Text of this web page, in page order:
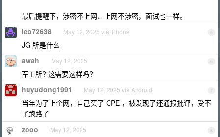
最后提醒下，涉密不上网、上网不涉密，面试也一样。
5
leo72638 May 12, 2025 via iPhone
JG 所是什么
6
awah May 12, 2025
军工所? 这需要这样吗?
7
huyudong1991 May 12, 2025 via Android
当年为了上个网，自己买了 CPE ，被发现了还通报批评，受不
了跑路了
8
zooo May 12, 2025